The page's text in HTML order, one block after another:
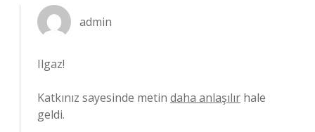
admin
Ilgaz!
Katkınız sayesinde metin daha anlaşılır hale
geldi.